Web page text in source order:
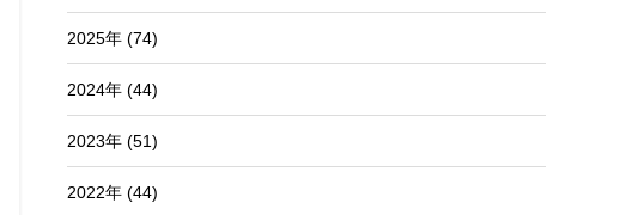
2025年 (74)
2024年 (44)
2023年 (51)
2022年 (44)